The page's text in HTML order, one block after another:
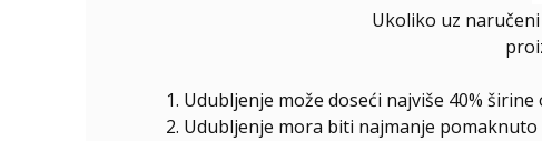
Ukoliko uz
Udubljenje može doseći najviše 40% širine
Udubljenje mora biti najmanje